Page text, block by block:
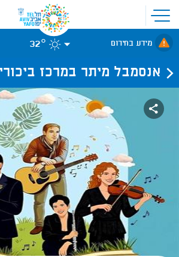
פתיחת
תפריט
אתר
לאתר עיריית
תל-אביב
מידע בחירום 32°
אנסמבל מיתר במרכז